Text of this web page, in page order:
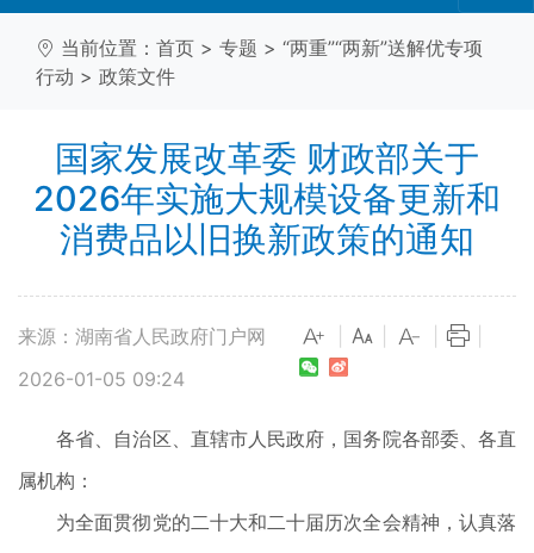
当前位置： 首页 > 专题 > “两重”“两新”送解优专项
行动 > 政策文件
国家发展改革委 财政部关于
2026年实施大规模设备更新和
消费品以旧换新政策的通知
来源：湖南省人民政府门户网
2026-01-05 09:24
各省、自治区、直辖市人民政府，国务院各部委、各直
属机构：
为全面贯彻党的二十大和二十届历次全会精神，认真落